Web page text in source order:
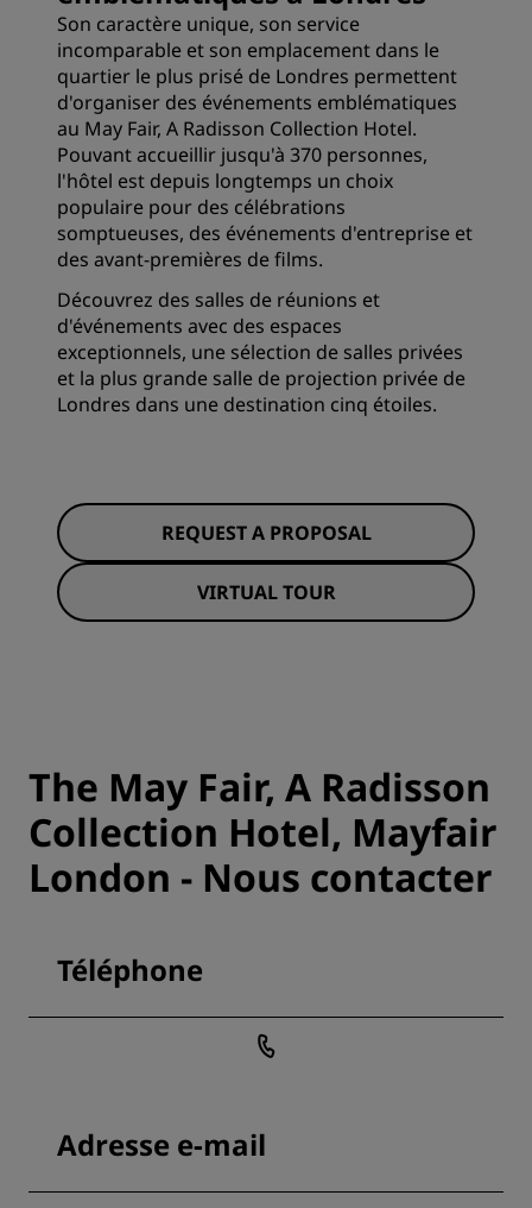
Son caractère unique, son service
incomparable et son emplacement dans le
quartier le plus prisé de Londres permettent
d'organiser des événements emblématiques
au May Fair, A Radisson Collection Hotel.
Pouvant accueillir jusqu'à 370 personnes,
l'hôtel est depuis longtemps un choix
populaire pour des célébrations
somptueuses, des événements d'entreprise et
des avant-premières de films.
Découvrez des salles de réunions et
d'événements avec des espaces
exceptionnels, une sélection de salles privées
et la plus grande salle de projection privée de
Londres dans une destination cinq étoiles.
REQUEST A PROPOSAL
VIRTUAL TOUR
The May Fair, A Radisson
Collection Hotel, Mayfair
London - Nous contacter
Téléphone
Adresse e-mail